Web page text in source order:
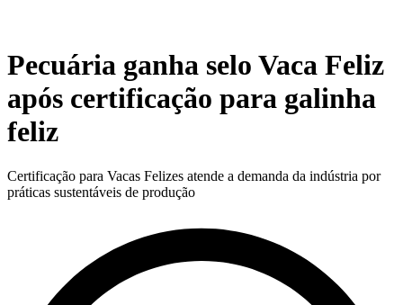
Pecuária ganha selo Vaca Feliz
após certificação para galinha
feliz
Certificação para Vacas Felizes atende a demanda da indústria por
práticas sustentáveis de produção